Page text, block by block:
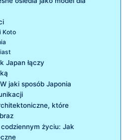
Koto
Japan łączy
jaki sposób Japonia
które
życiu: Jak